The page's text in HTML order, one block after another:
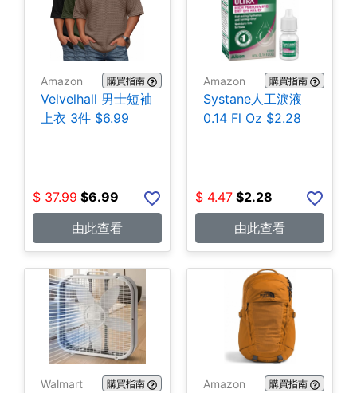
Amazon 購買指南
Velvelhall 男士短袖
上衣 3件 $6.99
$ 37.99 $6.99
由此查看
Amazon 購買指南
Systane人工淚液
0.14 Fl Oz $2.28
$ 4.47 $2.28
由此查看
Walmart 購買指南 Amazon 購買指南